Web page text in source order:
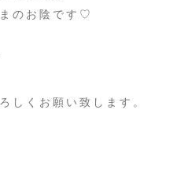
のお陰です♡
しくお願い致します。